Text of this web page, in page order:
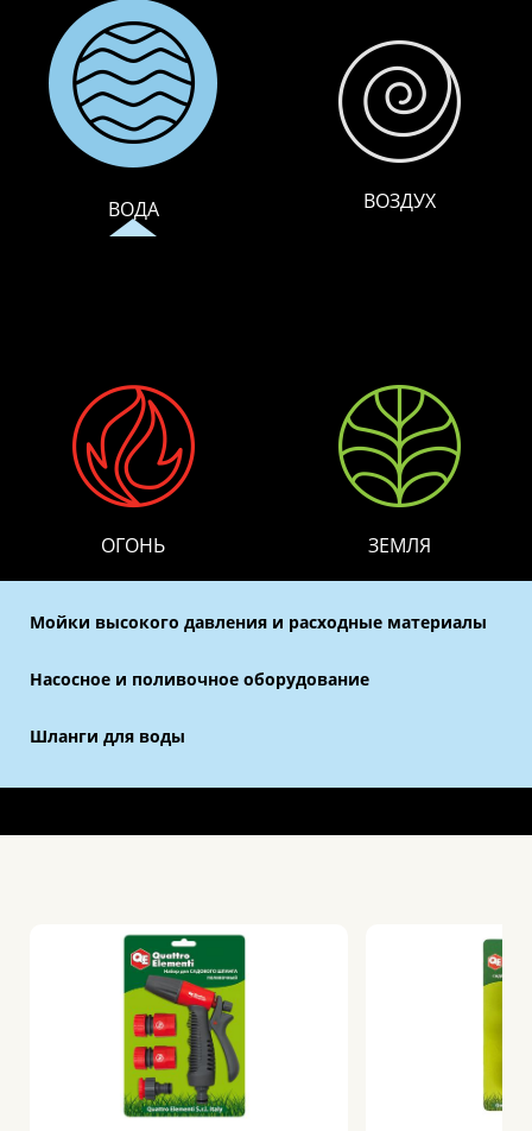
ВОДА ВОЗДУХ
ОГОНЬ ЗЕМЛЯ
Мойки высокого давления и расходные материалы
Насосное и поливочное оборудование
Шланги для воды